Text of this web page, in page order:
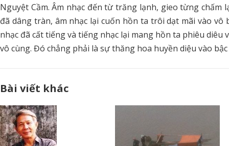
Nguyệt Cầm. Âm nhạc đến từ trăng lạnh, gieo từng
đã dâng tràn, âm nhạc lại cuốn hồn ta trôi dạt mãi vào
nhạc đã cất tiếng và tiếng nhạc lại mang hồn ta phiêu
vô cùng. Đó chẳng phải là sự thăng hoa huyền diệu vào
Bài viết khác